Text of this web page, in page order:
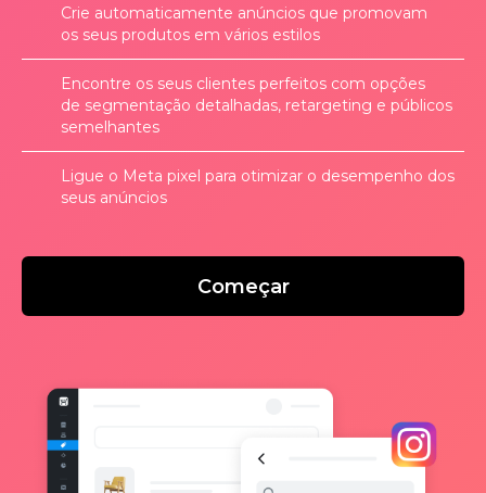
Crie automaticamente anúncios que promovam
os seus produtos em vários estilos
Encontre os seus clientes perfeitos com opções
de segmentação detalhadas, retargeting e públicos
semelhantes
Ligue o Meta pixel para otimizar o desempenho dos
seus anúncios
Começar